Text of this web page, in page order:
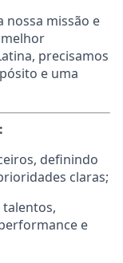
nossa missão e
precisamos
e uma
definindo
claras;
talentos,
e